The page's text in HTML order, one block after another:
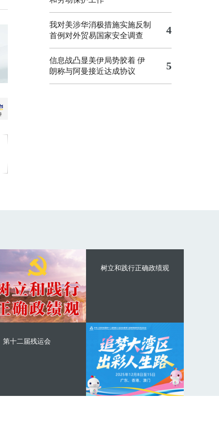
我对美涉华消极措施实施反制
首例对外贸易国家安全调查
4
信息战凸显美伊局势胶着 伊
朗称与阿曼接近达成协议
5
树立和践行正确政绩观
第十二届残运会